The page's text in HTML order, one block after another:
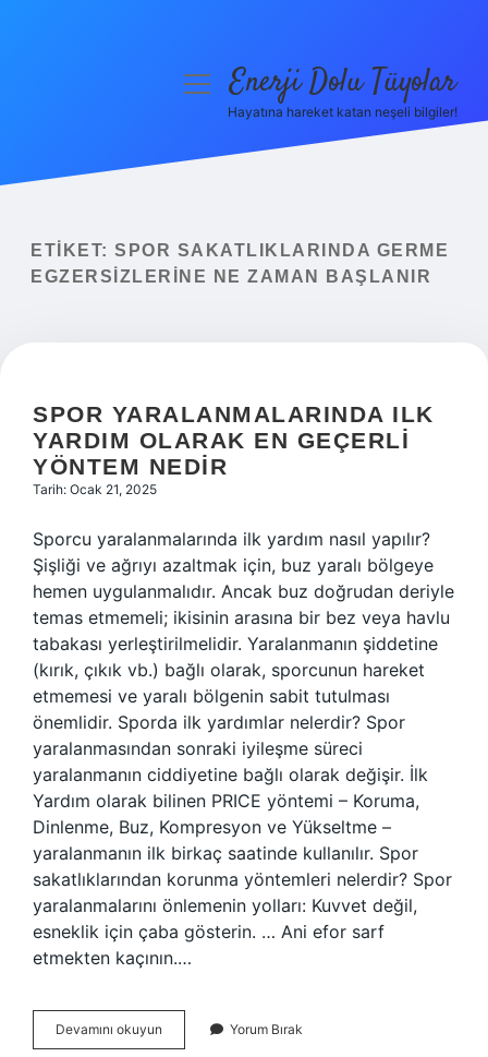
Yasal Uyarı
menüyüEnerji Dolu Tüyolar
Hayatına hareket katan neşeli bilgiler!
ETIKET: SPOR SAKATLIKLARINDA GERME
EGZERSIZLERINE NE ZAMAN BAŞLANIR
SPOR YARALANMALARINDA ILK
YARDIM OLARAK EN GEÇERLI
YÖNTEM NEDIR
Tarih: Ocak 21, 2025
Sporcu yaralanmalarında ilk yardım nasıl yapılır?
Şişliği ve ağrıyı azaltmak için, buz yaralı bölgeye
hemen uygulanmalıdır. Ancak buz doğrudan deriyle
temas etmemeli; ikisinin arasına bir bez veya havlu
tabakası yerleştirilmelidir. Yaralanmanın şiddetine
(kırık, çıkık vb.) bağlı olarak, sporcunun hareket
etmemesi ve yaralı bölgenin sabit tutulması
önemlidir. Sporda ilk yardımlar nelerdir? Spor
yaralanmasından sonraki iyileşme süreci
yaralanmanın ciddiyetine bağlı olarak değişir. İlk
Yardım olarak bilinen PRICE yöntemi – Koruma,
Dinlenme, Buz, Kompresyon ve Yükseltme –
yaralanmanın ilk birkaç saatinde kullanılır. Spor
sakatlıklarından korunma yöntemleri nelerdir? Spor
yaralanmalarını önlemenin yolları: Kuvvet değil,
esneklik için çaba gösterin. … Ani efor sarf
etmekten kaçının.…
Devamını okuyun
Yaralanmalarında
Yorum Bırak